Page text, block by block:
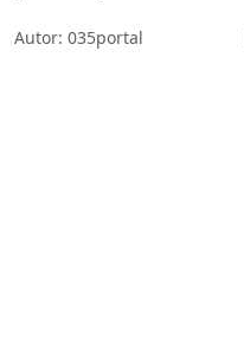
Autor: 035portal